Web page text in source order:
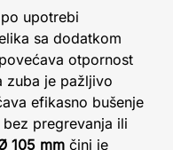
upotrebi
sa dodatkom
otpornost
zuba je pažljivo
efikasno bušenje
pregrevanja ili
105 mm čini je